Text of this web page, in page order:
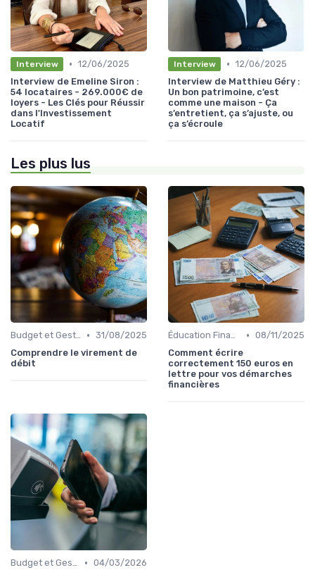
Interview • 12/06/2025
Interview de Emeline Siron :
54 locataires - 269.000€ de
loyers - Les Clés pour Réussir
dans l'Investissement
Locatif
Interview • 12/06/2025
Interview de Matthieu Géry :
Un bon patrimoine, c’est
comme une maison - Ça
s’entretient, ça s’ajuste, ou
ça s’écroule
Les plus lus
Budget et Gestion des Finances Personnelles • 31/08/2025
Comprendre le virement de
débit
Éducation Financière • 08/11/2025
Comment écrire
correctement 150 euros en
lettre pour vos démarches
financières
Budget et Gestion des Finances Personnelles • 04/03/2026